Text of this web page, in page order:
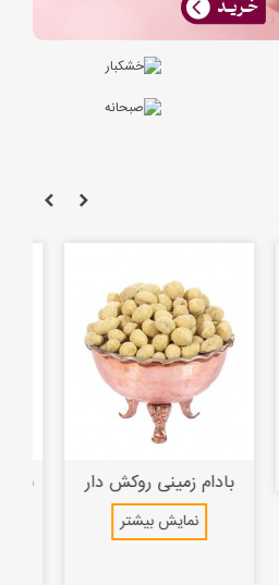
بادام زمینی روکش دار
پیاز جعفری
نمایش بیشتر